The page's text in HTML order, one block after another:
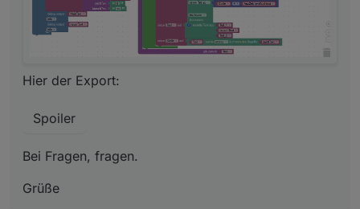
Hier der Export:
Spoiler
Bei Fragen, fragen.
Grüße